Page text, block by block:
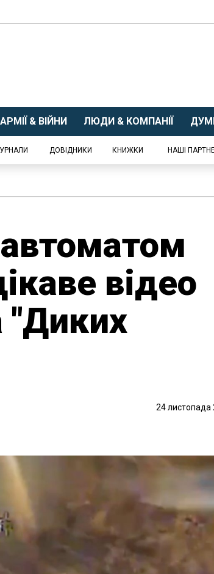
АРМІЇ & ВІЙНИ ЛЮДИ & КОМПАНІЇ
ДОВІДНИКИ КНИЖКИ НАШІ
відео
"Диких
24 листопада